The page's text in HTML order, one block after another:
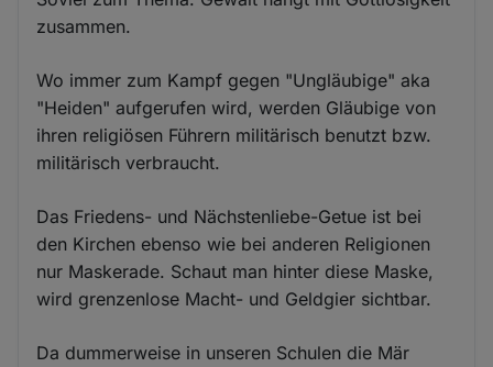
zusammen.
Wo immer zum Kampf gegen "Ungläubige" aka
"Heiden" aufgerufen wird, werden Gläubige von
ihren religiösen Führern militärisch benutzt bzw.
militärisch verbraucht.
Das Friedens- und Nächstenliebe-Getue ist bei
den Kirchen ebenso wie bei anderen Religionen
nur Maskerade. Schaut man hinter diese Maske,
wird grenzenlose Macht- und Geldgier sichtbar.
Da dummerweise in unseren Schulen die Mär